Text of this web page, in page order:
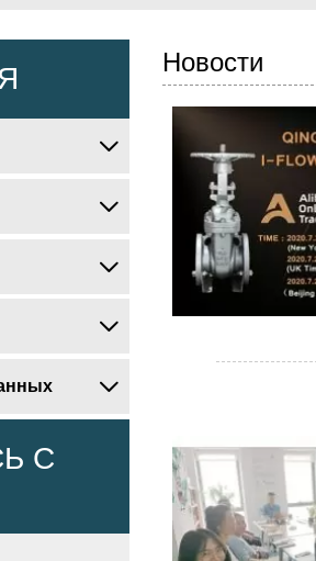





С
Новости